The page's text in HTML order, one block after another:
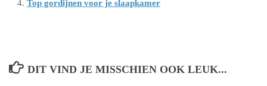
Top gordijnen voor je slaapkamer
DIT VIND JE MISSCHIEN OOK LEUK...